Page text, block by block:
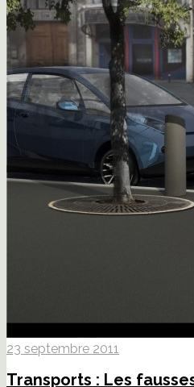
23 septembre 2011
Transports : Les